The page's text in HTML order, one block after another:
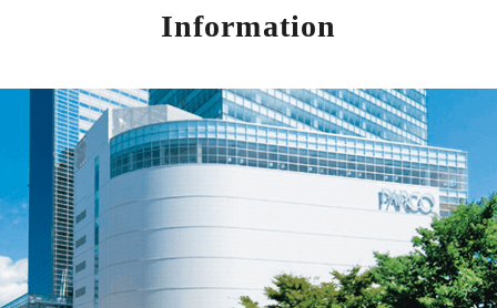
Information